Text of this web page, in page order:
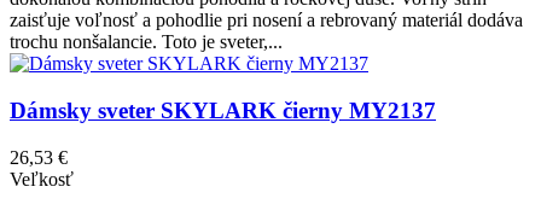
zaisťuje voľnosť a pohodlie pri nosení a rebrovaný materiál dodáva
trochu nonšalancie. Toto je sveter,...
Dámsky sveter SKYLARK čierny MY2137
26,53 €
Veľkosť